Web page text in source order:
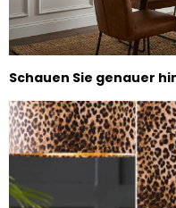
Schauen Sie genauer